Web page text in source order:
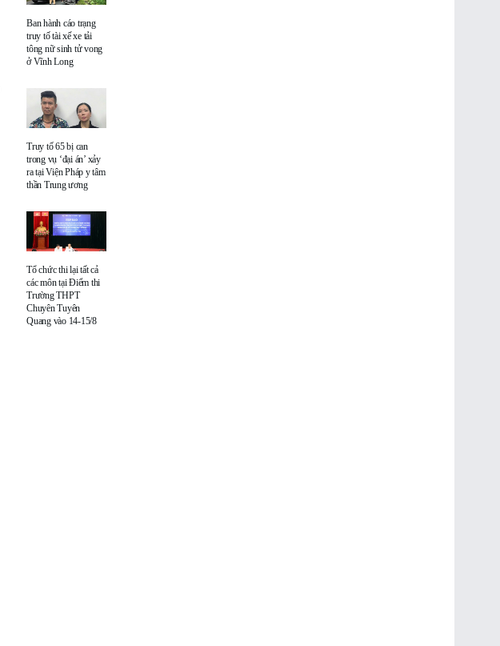
Ban hành cáo trạng
truy tố tài xế xe tải
tông nữ sinh tử vong
ở Vĩnh Long
Truy tố 65 bị can
trong vụ ‘đại án’ xảy
ra tại Viện Pháp y tâm
thần Trung ương
Tổ chức thi lại tất cả
các môn tại Điểm thi
Trường THPT
Chuyên Tuyên
Quang vào 14-15/8